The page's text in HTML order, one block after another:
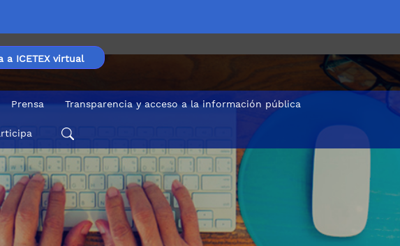
a ICETEX virtual
Prensa Transparencia y acceso a la información pública